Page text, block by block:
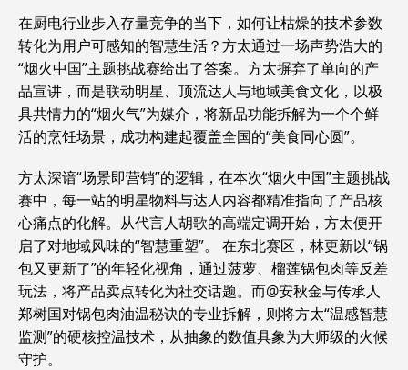
在厨电行业步入存量竞争的当下，如何让枯燥的技术参数
转化为用户可感知的智慧生活？方太通过一场声势浩大的
“烟火中国”主题挑战赛给出了答案。方太摒弃了单向的产
品宣讲，而是联动明星、顶流达人与地域美食文化，以极
具共情力的“烟火气”为媒介，将新品功能拆解为一个个鲜
活的烹饪场景，成功构建起覆盖全国的“美食同心圆”。
方太深谙“场景即营销”的逻辑，在本次“烟火中国”主题挑战
赛中，每一站的明星物料与达人内容都精准指向了产品核
心痛点的化解。从代言人胡歌的高端定调开始，方太便开
启了对地域风味的“智慧重塑”。 在东北赛区，林更新以“锅
包又更新了”的年轻化视角，通过菠萝、榴莲锅包肉等反差
玩法，将产品卖点转化为社交话题。而@安秋金与传承人
郑树国对锅包肉油温秘诀的专业拆解，则将方太“温感智慧
监测”的硬核控温技术，从抽象的数值具象为大师级的火候
守护。